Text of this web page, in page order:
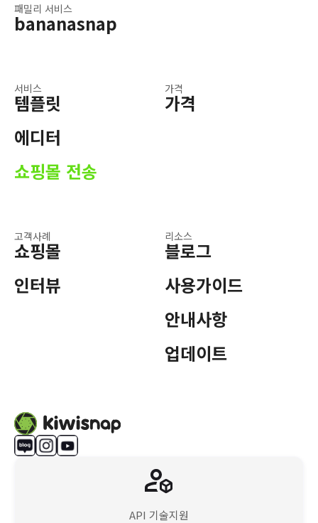
API 기술지원
서비스
템플릿
에디터
쇼핑몰 전송
가격
가격
고객사례
쇼핑몰
인터뷰
리소스
블로그
사용가이드
안내사항
업데이트
패밀리 서비스
bananasnap